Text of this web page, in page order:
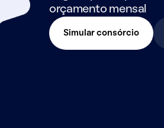
orçamento mensal
Simular consórcio